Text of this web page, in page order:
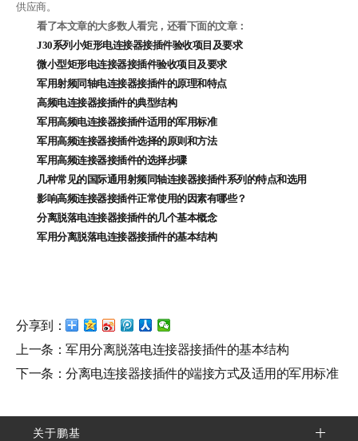
供应商。
看了本文章的大多数人看完，还看下面的文章：
J30系列小矩形电连接器接插件验收项目及要求
微小型矩形电连接器接插件验收项目及要求
军用射频同轴电连接器接插件的原理和特点
高频电连接器接插件的典型结构
军用高频电连接器接插件适用的军用标准
军用高频连接器接插件选择的原则和方法
军用高频连接器接插件的选择步骤
几种常见的国际通用射频同轴连接器接插件系列的特点和选用
影响高频连接器接插件正常使用的因素有哪些？
分离脱落电连接器接插件的几个基本概念
军用分离脱落电连接器接插件的基本结构
分享到：
上一条： 军用分离脱落电连接器接插件的基本结构
下一条： 分离电连接器接插件的端接方式及适用的军用标准
关于鹏基